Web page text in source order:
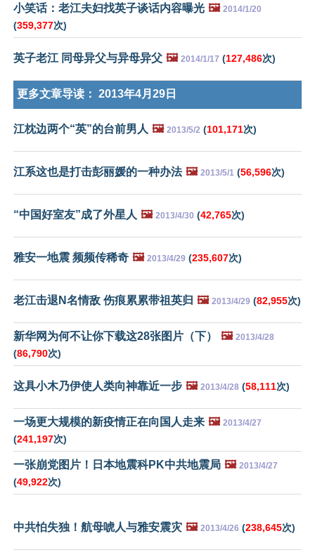
小笑话：老江夫妇找英子谈话内容曝光 🖼️ 2014/1/20
(359,377次)
英子老江 同母异父与异母异父 🖼️ 2014/1/17 (127,486次)
更多文章导读： 2013年4月29日
江枕边两个“英”的台前男人 🖼️ 2013/5/2 (101,171次)
江系这也是打击彭丽媛的一种办法 🖼️ 2013/5/1 (56,596次)
“中国好室友”成了外星人 🖼️ 2013/4/30 (42,765次)
雅安一地震 频频传稀奇 🖼️ 2013/4/29 (235,607次)
老江击退N名情敌 伤痕累累带祖英归 🖼️ 2013/4/29 (82,955次)
新华网为何不让你下载这28张图片（下） 🖼️ 2013/4/28
(86,790次)
这具小木乃伊使人类向神靠近一步 🖼️ 2013/4/28 (58,111次)
一场更大规模的新疫情正在向国人走来 🖼️ 2013/4/27
(241,197次)
一张崩党图片！日本地震科PK中共地震局 🖼️ 2013/4/27
(49,922次)
中共怕失独！航母唬人与雅安震灾 🖼️ 2013/4/26 (238,645次)